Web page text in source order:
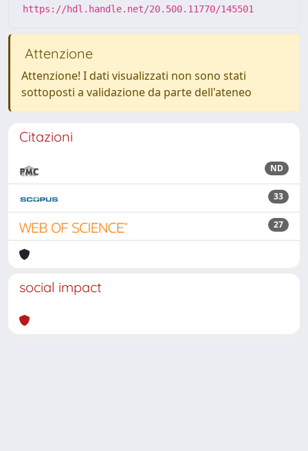
https://hdl.handle.net/20.500.11770/145501
Attenzione
Attenzione! I dati visualizzati non sono stati
sottoposti a validazione da parte dell'ateneo
Citazioni
ND
33
27
social impact